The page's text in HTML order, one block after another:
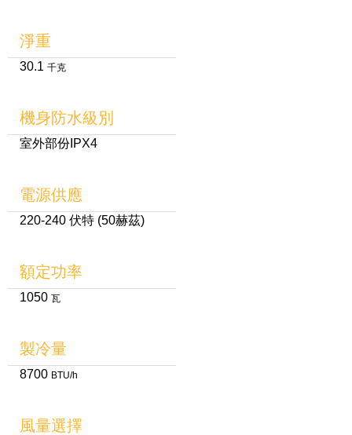
淨重
30.1 千克
機身防水級別
室外部份IPX4
電源供應
220-240 伏特 (50赫茲)
額定功率
1050 瓦
製冷量
8700 BTU/h
風量選擇